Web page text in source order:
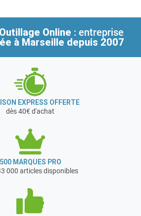
Outillage Online : entreprise
à Marseille depuis 2007
EXPRESS OFFERTE
dès 40€ d'achat
500 MARQUES PRO
000 articles disponibles